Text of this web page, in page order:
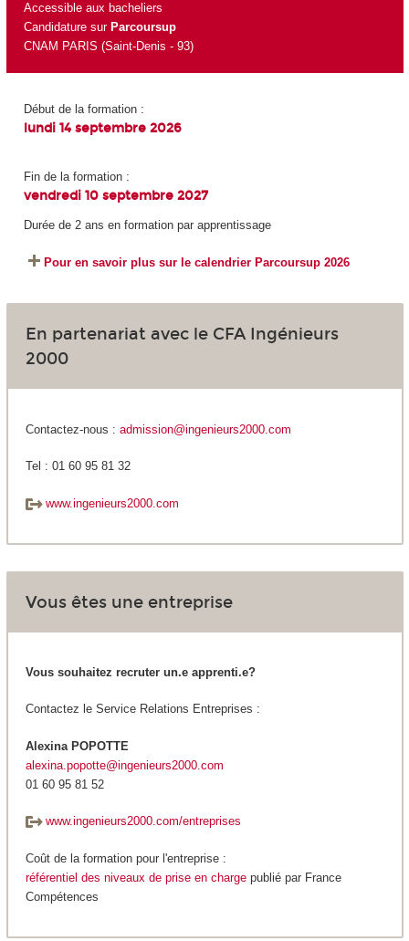
Accessible aux bacheliers
Candidature sur Parcoursup
CNAM PARIS (Saint-Denis - 93)
Début de la formation :
lundi 14 septembre 2026
Fin de la formation :
vendredi 10 septembre 2027
Durée de 2 ans en formation par apprentissage
Pour en savoir plus sur le calendrier Parcoursup 2026
En partenariat avec le CFA Ingénieurs
2000
Contactez-nous : admission@ingenieurs2000.com
Tel : 01 60 95 81 32
www.ingenieurs2000.com
Vous êtes une entreprise
Vous souhaitez recruter un.e apprenti.e?
Contactez le Service Relations Entreprises :
Alexina POPOTTE
alexina.popotte@ingenieurs2000.com
01 60 95 81 52
www.ingenieurs2000.com/entreprises
Coût de la formation pour l'entreprise :
référentiel des niveaux de prise en chargepublié par France
Compétences